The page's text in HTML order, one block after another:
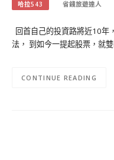
哈拉543 省錢旅遊達人
回首自己的投資路將近10年
法， 到如今一提起股票，就
CONTINUE READING